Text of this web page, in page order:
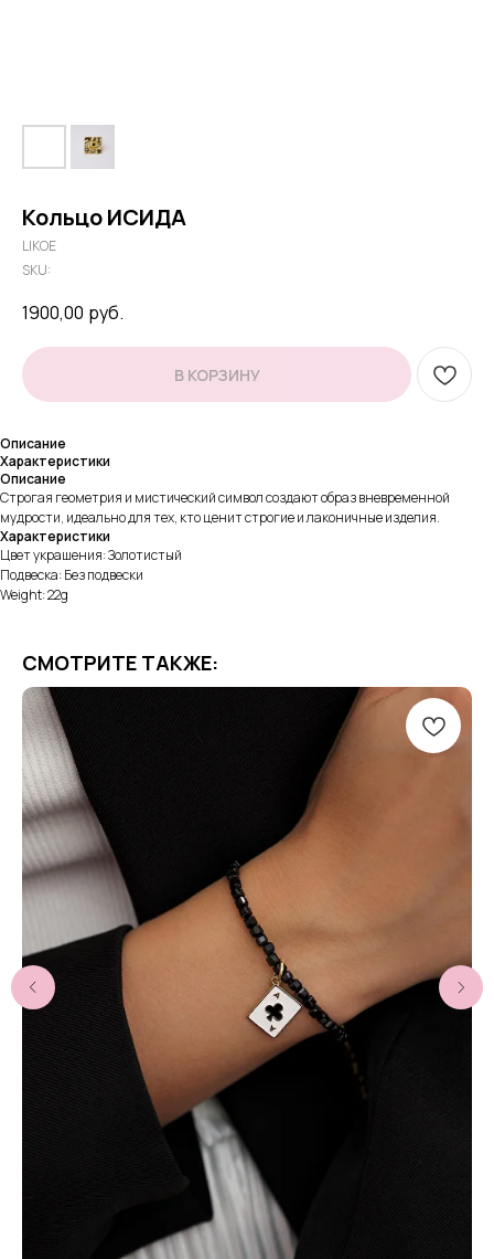
Кольцо ИСИДА
LIKOE
SKU:
1900,00 руб.
В КОРЗИНУ
Описание
Характеристики
Описание
Строгая геометрия и мистический символ создают образ вневременной
мудрости, идеально для тех, кто ценит строгие и лаконичные изделия.
Характеристики
Цвет украшения: Золотистый
Подвеска: Без подвески
Weight: 22g
СМОТРИТЕ ТАКЖЕ: